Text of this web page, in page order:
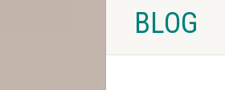
BLOG